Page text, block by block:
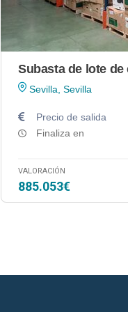
Sevilla, Sevilla
Precio de salida
Finaliza en
VALORACIÓN
885.053€